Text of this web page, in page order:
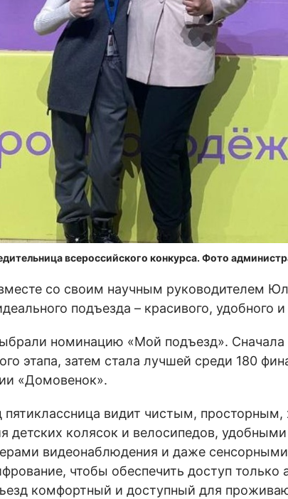
всероссийского конкурса. Фото
со своим научным руководителем
подъезда – красивого, удобного и
номинацию «Мой подъезд».
этапа, затем стала лучшей среди 180
«Домовенок».
пятиклассница видит чистым,
детских колясок и велосипедов,
видеонаблюдения и даже
чтобы обеспечить доступ только
комфортный и доступный для